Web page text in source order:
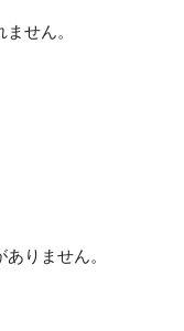
せん。
りません。